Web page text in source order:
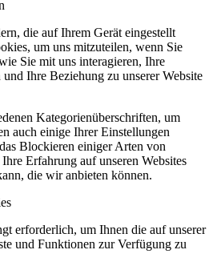
die auf Ihrem Gerät eingestellt
um uns mitzuteilen, wenn Sie
Sie mit uns interagieren, Ihre
Ihre Beziehung zu unserer Website
Kategorienüberschriften, um
auch einige Ihrer Einstellungen
Blockieren einiger Arten von
Erfahrung auf unseren Websites
die wir anbieten können.
erforderlich, um Ihnen die auf unserer
und Funktionen zur Verfügung zu